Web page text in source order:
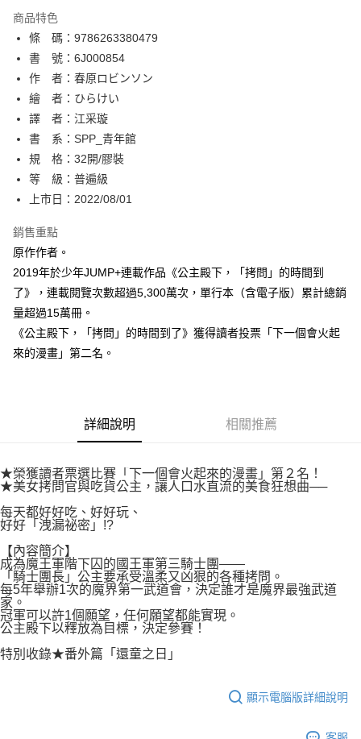
相關說明
【關於「AFTEE先享後付」】
AFTEE先享後付是「在收到商品之後才付款」的支付方式。 讓您購物簡單
便利好安心！
１．簡單：不需註冊會員、不需綁卡、不需儲值。
２．便利：只要手機號碼，簡訊認證，即可結帳。
３．安心：先確認商品／服務後，再付款。
【「AFTEE先享後付」結帳流程】
１．於結帳方式選擇「AFTEE先享後付」後，將跳轉至「AFTEE先享後付」
結帳頁面，進行簡訊認證並確認金額後，即可完成結帳。
２．訂單成立數日內，您將收到繳費通知簡訊。
３．收到繳費通知簡訊後14天內，點擊此簡訊中的連結，可透過四大超商／
※ 請注意：結帳手續完成當下不需立刻繳費，但若您需要取消訂單，請聯絡
購買商品的店家。未經商家同意取消之訂單仍視為有效，需透過AFTEE先享
後付繳納相關費用。
※ 交易是否成功請以「AFTEE先享後付 」之結帳頁面顯示為準，若有關於
是否繳費成功／繳費後需取消欲退款等相關疑問，請聯繫「AFTEE先享後付
【注意事項】
１．透過由恩沛科技股份有限公司提供之「AFTEE先享後付」服務完成之交
易，需依本服務之必要範圍內提供個人資料，並將交易相關給付款項請求債
３．未成年的使用者請事先徵得法定代理人或監護人之同意方可使用
「AFTEE先享後付」，若未經同意申辦者引起之損失，本公司不負相關責
時審查核予不同之上限額度；若仍有額度不足之情形，本公司將視審查結果
請求用戶進行身份認證。
５．嚴禁一人註冊多個帳號或使用他人資訊註冊。若發現惡意使用之情形，
恩沛科技股份有限公司將有權停止該用戶之使用額度並採取法律行動。
ATM付款
運送方式
全家取貨付款
每筆NT$80，滿NT$500(含以上)免運費
付款後全家取貨
每筆NT$80，滿NT$500(含以上)免運費
每筆NT$80，滿NT$500(含以上)免運費
付款後萊爾富取貨
每筆NT$80，滿NT$500(含以上)免運費
7-11取貨付款
每筆NT$80，滿NT$500(含以上)免運費
國家/地區配送 查看運費
商品特色
條 碼：9786263380479
書 號：6J000854
作 者：春原ロビンソン
繪 者：ひらけい
譯 者：江采璇
書 系：SPP_青年館
規 格：32開/膠裝
等 級：普遍級
上市日：2022/08/01
銷售重點
原作作者。
2019年於少年JUMP+連載作品《公主殿下，「拷問」的時間到
了》，連載閱覽次數超過5,300萬次，單行本（含電子版）累計總銷
量超過15萬冊。
《公主殿下，「拷問」的時間到了》獲得讀者投票「下一個會火起
來的漫畫」第二名。
詳細說明 相關推薦
★榮獲讀者票選比賽「下一個會火起來的漫畫」第２名！
★美女拷問官與吃貨公主，讓人口水直流的美食狂想曲──
每天都好好吃、好好玩、
好好「洩漏祕密」!?
【內容簡介】
成為魔王軍階下囚的國王軍第三騎士團——
「騎士團長」公主要承受溫柔又凶狠的各種拷問。
每5年舉辦1次的魔界第一武道會，決定誰才是魔界最強武道
家。
冠軍可以許1個願望，任何願望都能實現。
公主殿下以釋放為目標，決定參賽！
特別收錄★番外篇「還童之日」
顯示電腦版詳細說明